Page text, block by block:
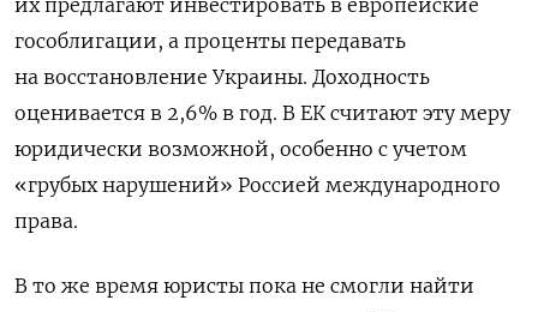
ихпредлагают инвестировать в европейские
гособлигации, а проценты передавать
на восстановление Украины. Доходность
оценивается в 2,6% в год. В ЕК считают эту меру
юридически возможной, особенно с учетом
«грубых нарушений» Россией международного
права.
В то же время юристы пока не смогли найти